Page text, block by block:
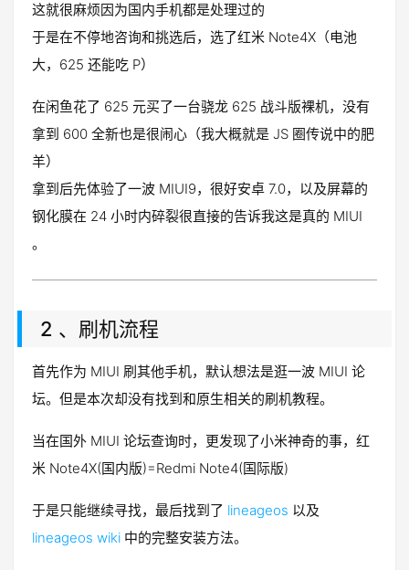
这就很麻烦因为国内手机都是处理过的
于是在不停地咨询和挑选后，选了红米 Note4X（电池
大，625 还能吃 P）
在闲鱼花了 625 元买了一台骁龙 625 战斗版裸机，没有
拿到 600 全新也是很闹心（我大概就是 JS 圈传说中的肥
羊）
拿到后先体验了一波 MIUI9，很好安卓 7.0，以及屏幕的
钢化膜在 24 小时内碎裂很直接的告诉我这是真的 MIUI
。
2 、刷机流程
首先作为 MIUI 刷其他手机，默认想法是逛一波 MIUI 论
坛。但是本次却没有找到和原生相关的刷机教程。
当在国外 MIUI 论坛查询时，更发现了小米神奇的事，红
米 Note4X(国内版)=Redmi Note4(国际版)
于是只能继续寻找，最后找到了 lineageos 以及
lineageos wiki 中的完整安装方法。